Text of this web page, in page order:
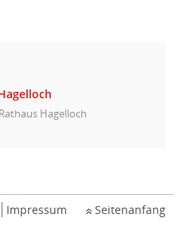
Hagelloch
Impressum Seitenanfang